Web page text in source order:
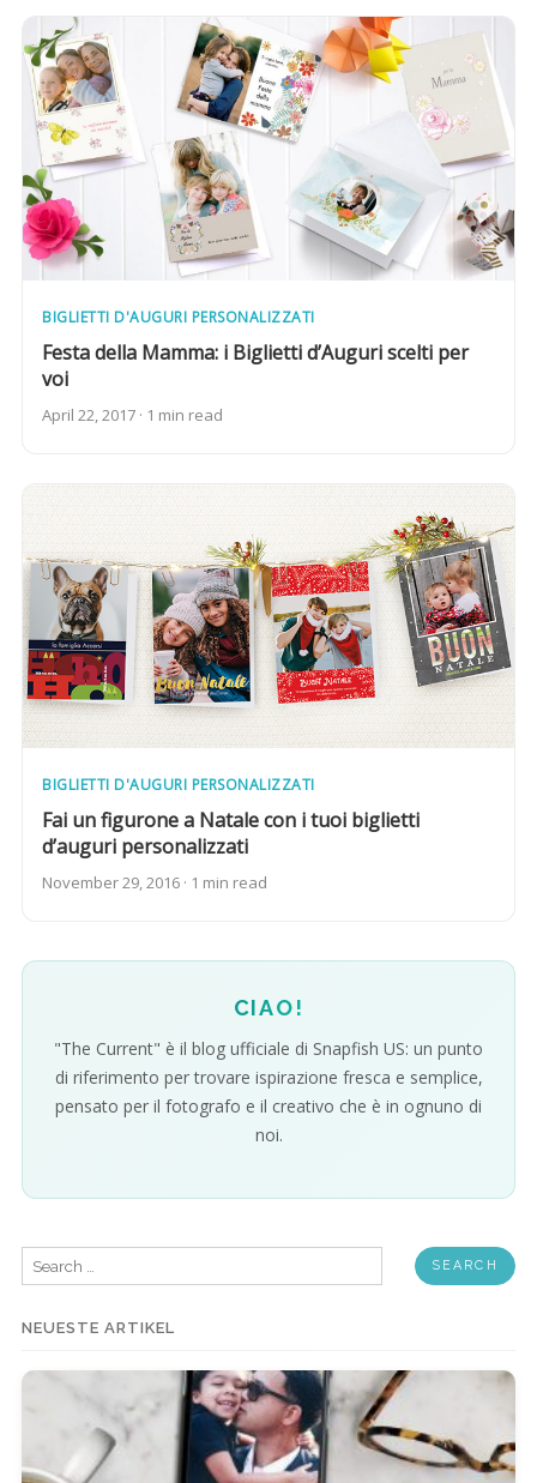
BIGLIETTI D'AUGURI PERSONALIZZATI
Festa della Mamma: i Biglietti d’Auguri scelti per
voi
April 22, 2017 · 1 min read
BIGLIETTI D'AUGURI PERSONALIZZATI
Fai un figurone a Natale con i tuoi biglietti
d’auguri personalizzati
November 29, 2016 · 1 min read
CIAO!
"The Current" è il blog ufficiale di Snapfish US: un punto
di riferimento per trovare ispirazione fresca e semplice,
pensato per il fotografo e il creativo che è in ognuno di
noi.
Search
for:
NEUESTE ARTIKEL